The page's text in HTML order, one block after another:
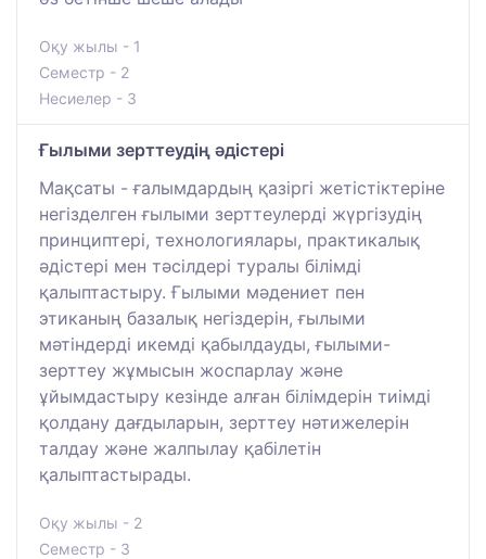
Оқу жылы - 1
Семестр - 2
Несиелер - 3
Ғылыми зерттеудің әдістері
Мақсаты - ғалымдардың қазіргі жетістіктеріне
негізделген ғылыми зерттеулерді жүргізудің
принциптері, технологиялары, практикалық
әдістері мен тәсілдері туралы білімді
қалыптастыру. Ғылыми мәдениет пен
этиканың базалық негіздерін, ғылыми
мәтіндерді икемді қабылдауды, ғылыми-
зерттеу жұмысын жоспарлау және
ұйымдастыру кезінде алған білімдерін тиімді
қолдану дағдыларын, зерттеу нәтижелерін
талдау және жалпылау қабілетін
қалыптастырады.
Оқу жылы - 2
Семестр - 3